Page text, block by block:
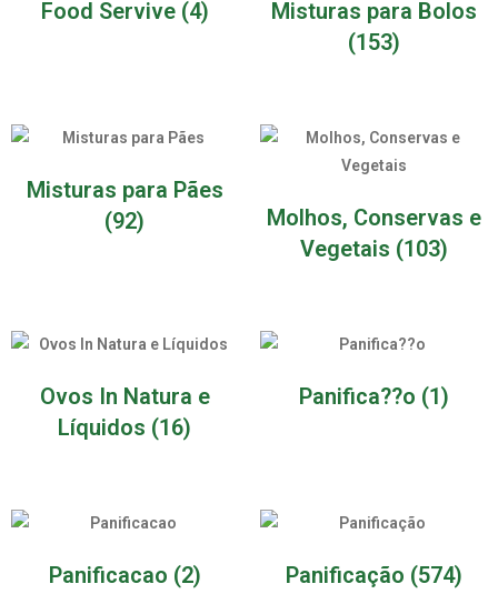
Food Servive (4)
Misturas para Bolos
(153)
Misturas para Pães
(92)
Molhos, Conservas e
Vegetais (103)
Ovos In Natura e
Líquidos (16)
Panifica??o (1)
Panificacao (2) Panificação (574)